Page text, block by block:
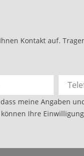
Kontakt auf.
meine Angaben
Ihre